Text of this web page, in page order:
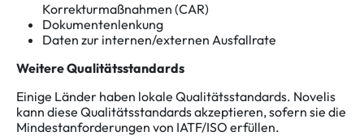
Korrekturmaßnahmen (CAR)
Dokumentenlenkung
Daten zur internen/externen Ausfallrate
Weitere Qualitätsstandards
Einige Länder haben lokale Qualitätsstandards. Novelis
kann diese Qualitätsstandards akzeptieren, sofern sie die
Mindestanforderungen von IATF/ISO erfüllen.